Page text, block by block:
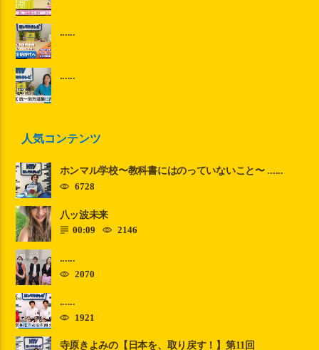
......
......
人気コンテンツ
ホンマル学校〜教科書にはのっていないこと〜 ......
6728
八ッ波未来
00:09
2146
......
2070
......
1921
寺原きよみの【日本を、取り戻す！】第11回